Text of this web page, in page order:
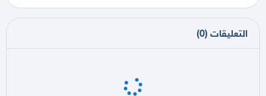
التعليقات (
0
)